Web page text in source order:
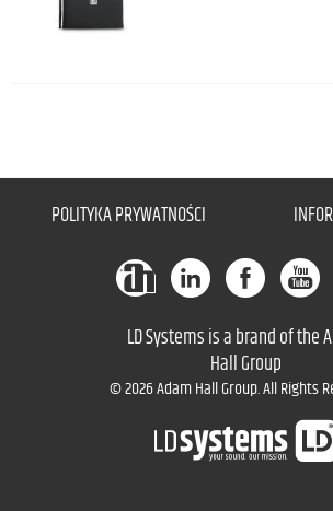
POLITYKA PRYWATNOŚCI
LD Systems is a brand of the
Hall Group
© 2026 Adam Hall Group. All Rights